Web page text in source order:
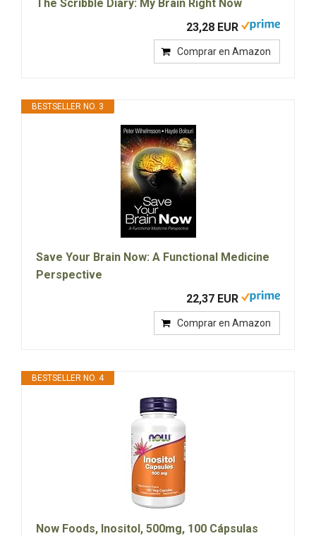
The Scribble Diary: My Brain Right Now
23,28 EUR
Comprar en Amazon
BESTSELLER NO. 3
Save Your Brain Now: A Functional Medicine
Perspective
22,37 EUR
Comprar en Amazon
BESTSELLER NO. 4
Now Foods, Inositol, 500mg, 100 Cápsulas